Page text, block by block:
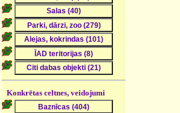
Konkrētas celtnes, veidojumi